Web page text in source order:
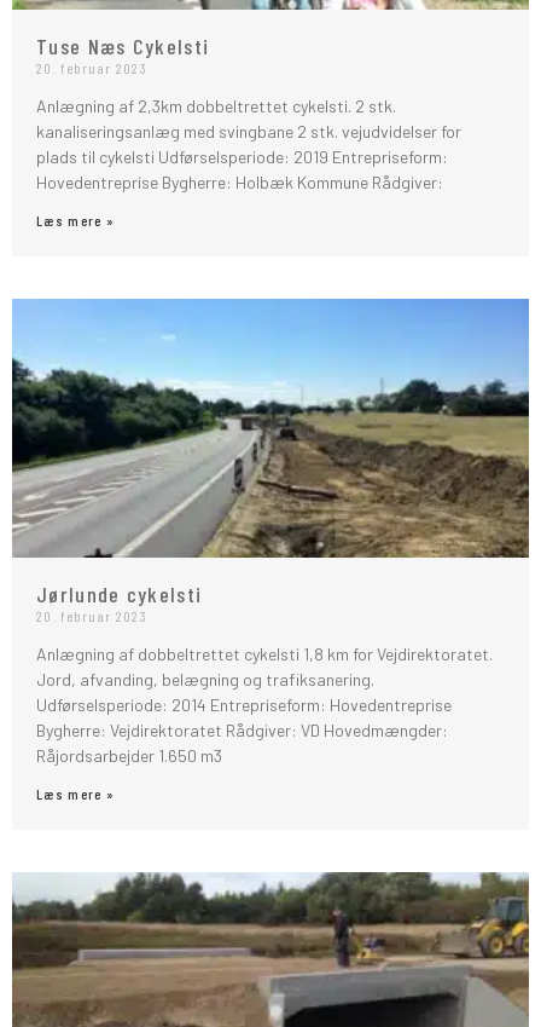
Tuse Næs Cykelsti
20. februar 2023
Anlægning af 2,3km dobbeltrettet cykelsti. 2 stk.
kanaliseringsanlæg med svingbane 2 stk. vejudvidelser for
plads til cykelsti Udførselsperiode: 2019 Entrepriseform:
Hovedentreprise Bygherre: Holbæk Kommune Rådgiver:
Læs mere »
Jørlunde cykelsti
20. februar 2023
Anlægning af dobbeltrettet cykelsti 1,8 km for Vejdirektoratet.
Jord, afvanding, belægning og trafiksanering.
Udførselsperiode: 2014 Entrepriseform: Hovedentreprise
Bygherre: Vejdirektoratet Rådgiver: VD Hovedmængder:
Råjordsarbejder 1.650 m3
Læs mere »